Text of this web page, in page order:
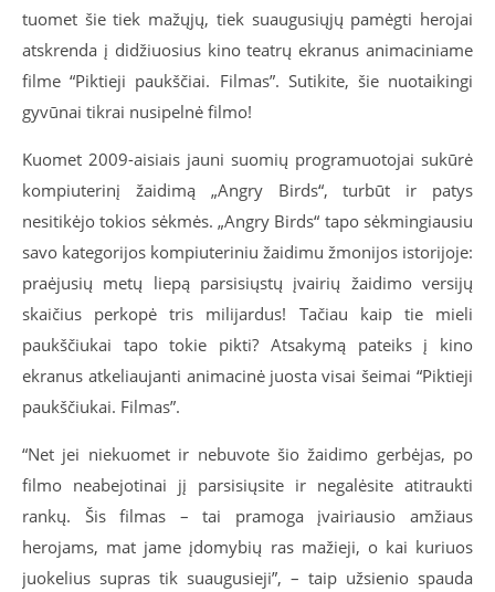
tuomet šie tiek mažųjų, tiek suaugusiųjų pamėgti herojai
atskrenda į didžiuosius kino teatrų ekranus animaciniame
filme “Piktieji paukščiai. Filmas”. Sutikite, šie nuotaikingi
gyvūnai tikrai nusipelnė filmo!
Kuomet 2009-aisiais jauni suomių programuotojai sukūrė
kompiuterinį žaidimą „Angry Birds“, turbūt ir patys
nesitikėjo tokios sėkmės. „Angry Birds“ tapo sėkmingiausiu
savo kategorijos kompiuteriniu žaidimu žmonijos istorijoje:
praėjusių metų liepą parsisiųstų įvairių žaidimo versijų
skaičius perkopė tris milijardus! Tačiau kaip tie mieli
paukščiukai tapo tokie pikti? Atsakymą pateiks į kino
ekranus atkeliaujanti animacinė juosta visai šeimai “Piktieji
paukščiukai. Filmas”.
“Net jei niekuomet ir nebuvote šio žaidimo gerbėjas, po
filmo neabejotinai jį parsisiųsite ir negalėsite atitraukti
rankų. Šis filmas – tai pramoga įvairiausio amžiaus
herojams, mat jame įdomybių ras mažieji, o kai kuriuos
juokelius supras tik suaugusieji”, – taip užsienio spauda